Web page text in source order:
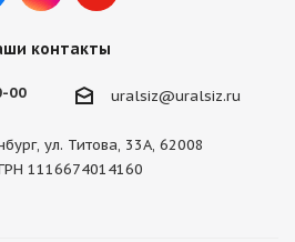
контакты
00 uralsiz@uralsiz.ru
ул. Титова, 33А, 62008
1116674014160